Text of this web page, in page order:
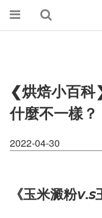
❮烘焙小百科
什麼不一樣？
2022-04-30
《玉米澱粉